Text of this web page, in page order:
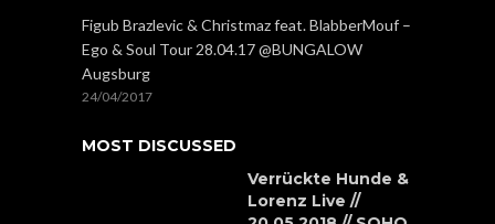
Figub Brazlevic & Christmaz feat. BlabberMouf –
Ego & Soul Tour 28.04.17 @BUNGALOW
Augsburg
24/04/2017
MOST DISCUSSED
Verrückte Hunde &
Lorenz Live //